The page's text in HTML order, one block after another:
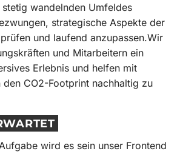
wandelnden Umfeldes
strategische Aspekte der
und laufend anzupassen.Wir
und Mitarbeitern ein
Erlebnis und helfen mit
den CO2-Footprint nachhaltig zu
wird es sein unser Frontend